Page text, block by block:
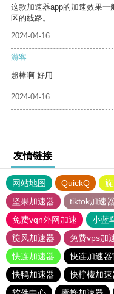
这款加速器app的加速效果
区的线路。
2024-04-16
游客
超棒啊 好用
2024-04-16
友情链接
网站地图 QuickQ
坚果加速器
tiktok加速器
免费vqn外网加速
小蓝
旋风加速器
免费vps加
快连加速器
快连加速器
快鸭加速器
快柠檬加速